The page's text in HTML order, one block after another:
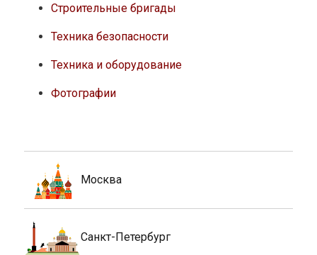
Строительные бригады
Техника безопасности
Техника и оборудование
Фотографии
Москва
Санкт-Петербург